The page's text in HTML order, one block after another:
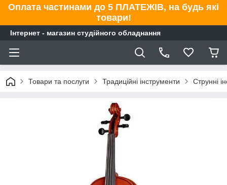
Оплата частинами до 5 ПЛАТЕЖІВ, на будь які
товари!
Інтернет - магазин студійного обладнання
Товари та послуги Традиційні інструменти Струнні